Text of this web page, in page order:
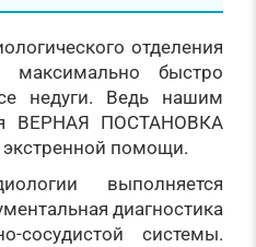
отделения
быстро
недуги. Ведь нашим
ВЕРНАЯ ПОСТАНОВКА
помощи.
выполняется
диагностика
сосудистой системы.